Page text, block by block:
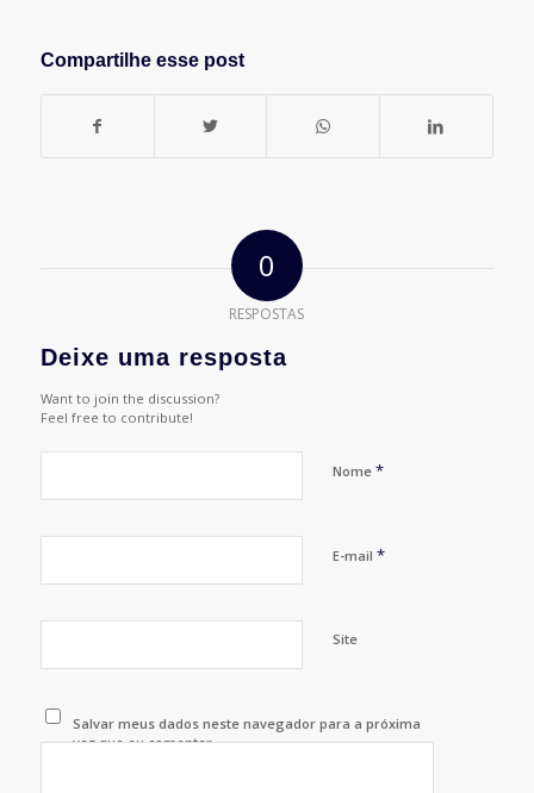
Compartilhe esse post
0
RESPOSTAS
Deixe uma resposta
Want to join the discussion?
Feel free to contribute!
Nome *
E-mail *
Site
Salvar meus dados neste navegador para a próxima
vez que eu comentar.